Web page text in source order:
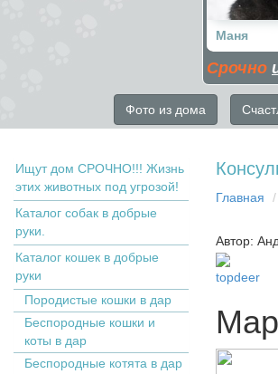
Маня
Срочно
Фото из дома
Ищут дом СРОЧНО!!! Жизнь
этих животных под угрозой!
Каталог собак в добрые
руки.
Кaтaлoг кoшек в дoбрыe
рyки
Пopoдистыe кoшки в дaр
Бecпopoдныe кoшки и
коты в дap
Беспородные котята в дар
Главная
Автор:
topdeer